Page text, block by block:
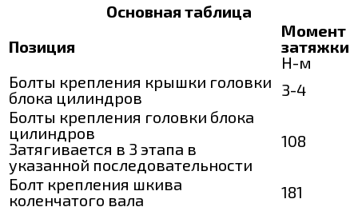
Основная таблица
Позиция
Момент
затяжки
Н-м
Болты крепления крышки головки
блока цилиндров
3-4
Болты крепления головки блока
цилиндров
Затягивается в 3 этапа в
указанной последовательности
108
Болт крепления шкива
коленчатого вала
181